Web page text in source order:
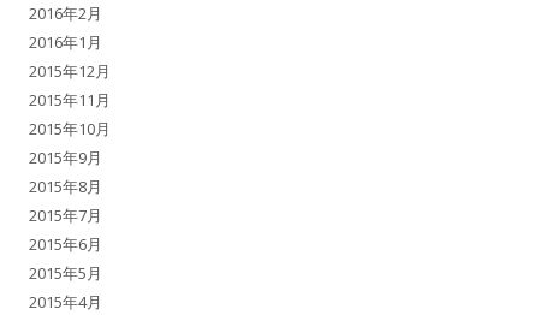
2016年2月
2016年1月
2015年12月
2015年11月
2015年10月
2015年9月
2015年8月
2015年7月
2015年6月
2015年5月
2015年4月